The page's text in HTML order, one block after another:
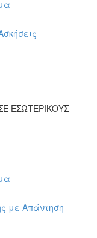
ΕΣΩΤΕΡΙΚΟΥΣ
με Απάντηση